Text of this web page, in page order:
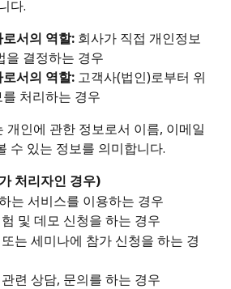
다.
서의 역할: 회사가 직접 개인정보
을 결정하는 경우
서의 역할: 고객사(법인)로부터 위
처리하는 경우
개인에 관한 정보로서 이름, 이메일
수 있는 정보를 의미합니다.
처리자인 경우)
는 서비스를 이용하는 경우
및 데모 신청을 하는 경우
는 세미나에 참가 신청을 하는 경
련 상담, 문의를 하는 경우